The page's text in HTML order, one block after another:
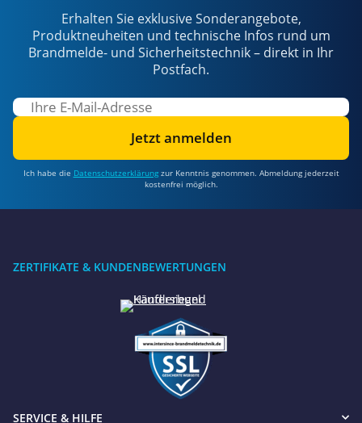
Erhalten Sie exklusive Sonderangebote,
Produktneuheiten und technische Infos rund um
Brandmelde- und Sicherheitstechnik – direkt in Ihr
Postfach.
Jetzt anmelden
Ich habe die Datenschutzerklärungzur Kenntnis genommen. Abmeldung jederzeit
kostenfrei möglich.
ZERTIFIKATE & KUNDENBEWERTUNGEN
SERVICE & HILFE